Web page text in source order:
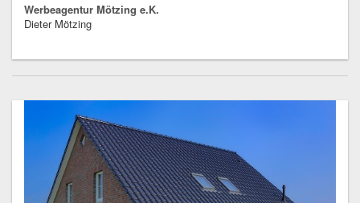
Werbeagentur Mötzing e.K.
Dieter Mötzing